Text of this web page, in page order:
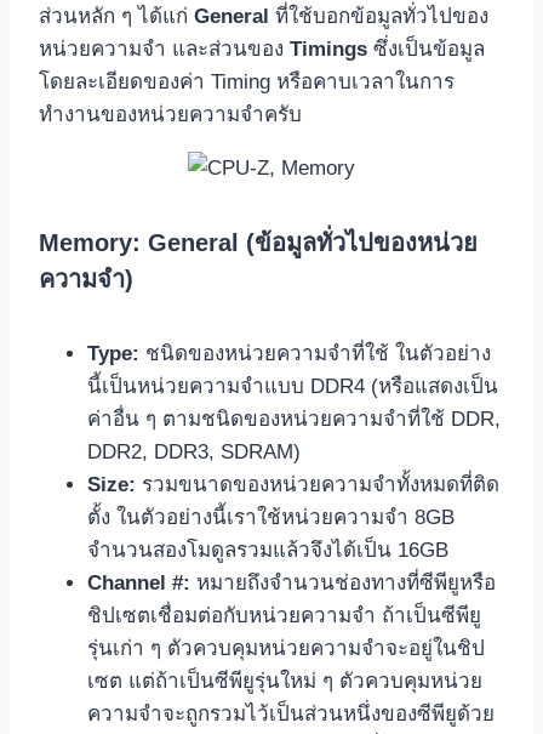
ส่วนหลัก ๆ ได้แก่ General ที่ใช้บอกข้อมูลทั่วไปของ
หน่วยความจำ และส่วนของ Timings ซึ่งเป็นข้อมูล
โดยละเอียดของค่า Timing หรือคาบเวลาในการ
ทำงานของหน่วยความจำครับ
Memory: General (ข้อมูลทั่วไปของหน่วย
ความจำ)
Type: ชนิดของหน่วยความจำที่ใช้ ในตัวอย่าง
นี้เป็นหน่วยความจำแบบ DDR4 (หรือแสดงเป็น
ค่าอื่น ๆ ตามชนิดของหน่วยความจำที่ใช้ DDR,
DDR2, DDR3, SDRAM)
Size: รวมขนาดของหน่วยความจำทั้งหมดที่ติด
ตั้ง ในตัวอย่างนี้เราใช้หน่วยความจำ 8GB
จำนวนสองโมดูลรวมแล้วจึงได้เป็น 16GB
Channel #: หมายถึงจำนวนช่องทางที่ซีพียูหรือ
ชิปเซตเชื่อมต่อกับหน่วยความจำ ถ้าเป็นซีพียู
รุ่นเก่า ๆ ตัวควบคุมหน่วยความจำจะอยู่ในชิป
เซต แต่ถ้าเป็นซีพียูรุ่นใหม่ ๆ ตัวควบคุมหน่วย
ความจำจะถูกรวมไว้เป็นส่วนหนึ่งของซีพียูด้วย